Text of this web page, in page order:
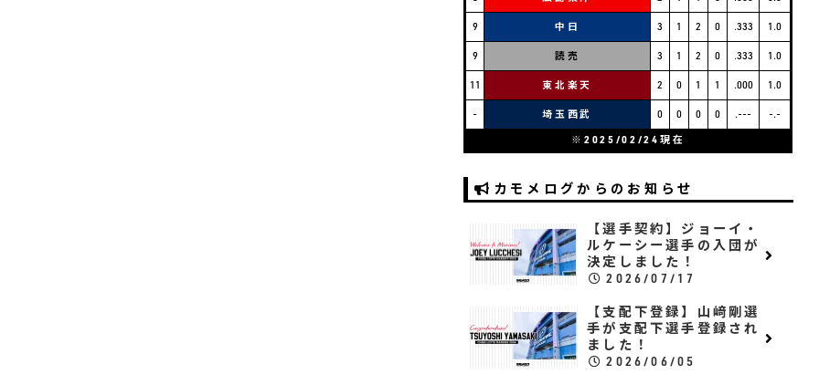
9 中日 3 1 2 0 .333 1.0
9 読売 3 1 2 0 .333 1.0
11 東北楽天 2 0 1 1 .000 1.0
- 埼玉西武 0 0 0 0 .--- -.-
※2025/02/24現在
カモメログからのお知らせ
【選手契約】ジョーイ・
ルケーシー選手の入団が
決定しました！
2026/07/17
【支配下登録】山﨑剛選
手が支配下選手登録され
ました！
2026/06/05